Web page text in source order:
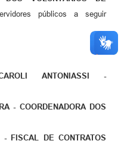
públicos a seguir
ANTONIASSI -
- COORDENADORA DOS
- FISCAL DE CONTRATOS